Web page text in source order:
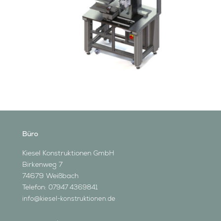
Büro
Kiesel Konstruktionen GmbH
Birkenweg 7
74679 Weißbach
Telefon: 07947 4369841
info@kiesel-konstruktionen.de